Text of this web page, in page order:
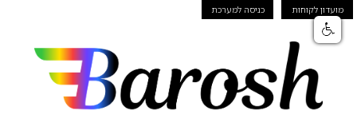
מועדון לקוחות כניסה למערכת